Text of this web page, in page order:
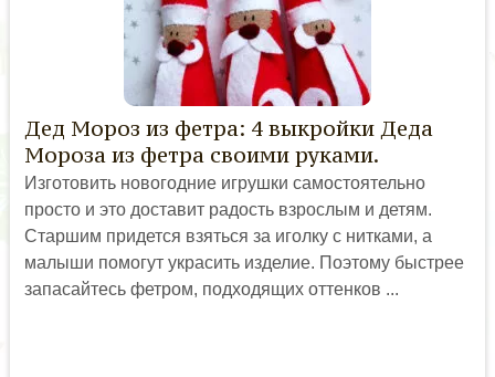
Дед Мороз из фетра: 4 выкройки Деда
Мороза из фетра своими руками.
Изготовить новогодние игрушки самостоятельно
просто и это доставит радость взрослым и детям.
Старшим придется взяться за иголку с нитками, а
малыши помогут украсить изделие. Поэтому быстрее
запасайтесь фетром, подходящих оттенков ...